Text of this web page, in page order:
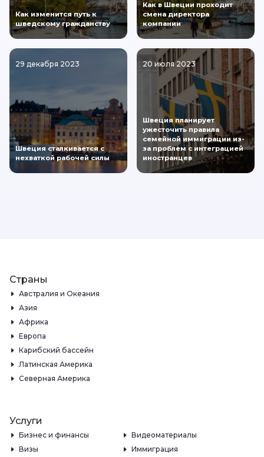
Как изменится путь к
шведскому гражданству
Как в Швеции проходит
смена директора
компании
29 декабря 2023
Швеция сталкивается с
нехваткой рабочей силы
20 июля 2023
Швеция планирует
ужесточить правила
семейной иммиграции из-
за проблем с интеграцией
иностранцев
Страны
Австралия и Океания
Азия
Африка
Европа
Карибский бассейн
Латинская Америка
Северная Америка
Услуги
Бизнес и финансы
Видеоматериалы
Визы
Иммиграция